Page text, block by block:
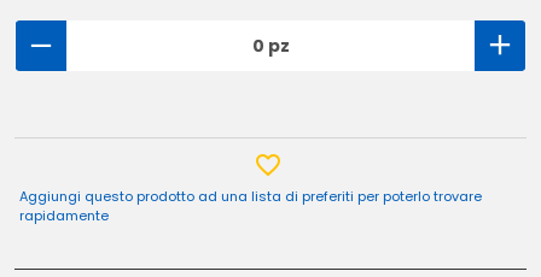
0 pz
Aggiungi questo prodotto ad una lista di preferiti per poterlo trovare
rapidamente